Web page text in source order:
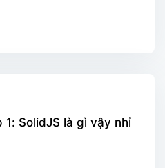
1: SolidJS là gì vậy nhỉ